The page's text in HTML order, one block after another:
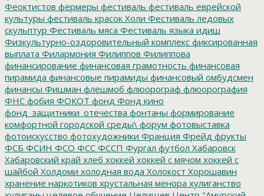
Феоктистов фермеры фестиваль фестиваль еврейской
культуры фестиваль красок Холи Фестиваль ледовых
скульптур Фестиваль мяса Фестиваль языка идиш
Физкультурно-оздоровительный комплекс фиксированная
выплата Филармония Филиппов Филиппова
финансирование финансовая грамотность финансовая
пирамида финансовые пирамиды финансовый омбудсмен
финансы Фишман флешмоб флюорограф флюорография
ФНС фобия ФОКОТ фонд Фонд кино
фонд_защитники_отечества фонтаны формирование
комфортной городской среды\ форум фотовыставка
фотоискусство фотохудожники Франция Фрейд фрукты
ФСБ ФСИН ФСО ФСС ФССП Фургал футбол Хабаровск
Хабаровский край хлеб хоккей хоккей с мячом хоккей с
шайбой Холдоми холодная вода Холокост Хорошавин
хранение наркотиков хрустальная менора хулиганство